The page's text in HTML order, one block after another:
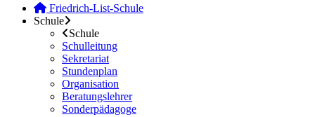
Friedrich-List-Schule
Schule
Schule
Schulleitung
Sekretariat
Stundenplan
Organisation
Beratungslehrer
Sonderpädagoge